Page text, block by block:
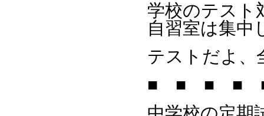
学校のテスト
自習室は集中
テストだよ、
■ ■ ■ ■